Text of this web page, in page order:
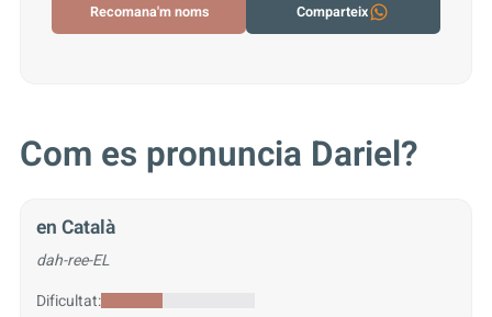
Recomana'm noms Comparteix
Com es pronuncia Dariel?
en Català
dah-ree-EL
Dificultat: